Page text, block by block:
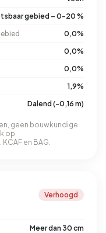
gebied – 0-20 %
0,0%
0,0%
0,0%
1,9%
Dalend (-0,16 m)
geen bouwkundige
op
KCAF en BAG.
Verhoogd
Meer dan 30 cm